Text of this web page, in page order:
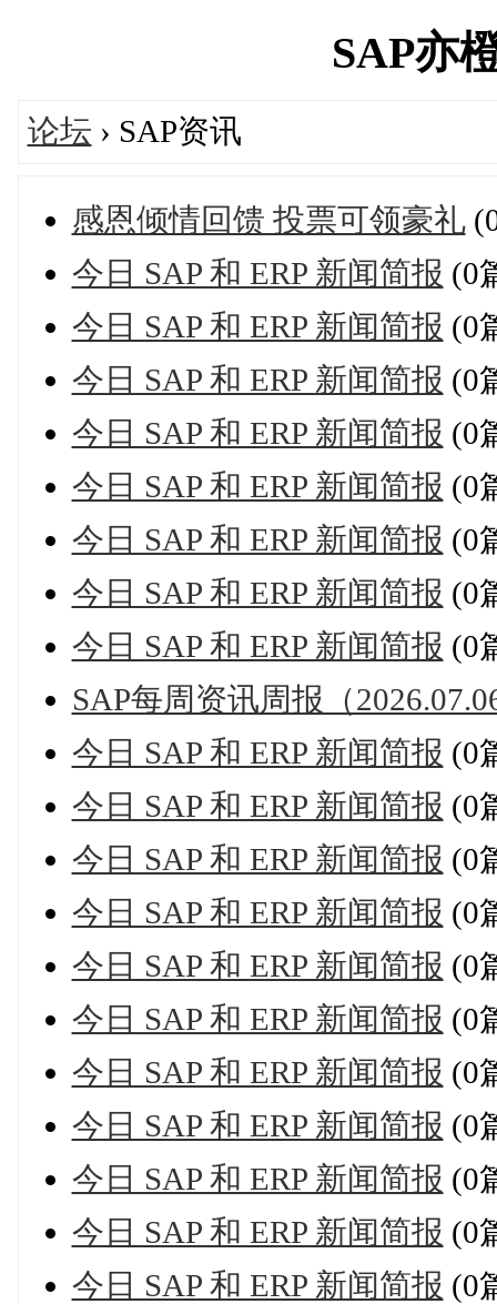
SAP亦
论坛 › SAP资讯
感恩倾情回馈 投票可领豪礼
今日 SAP 和 ERP 新闻简报 (0
今日 SAP 和 ERP 新闻简报 (0
今日 SAP 和 ERP 新闻简报 (0
今日 SAP 和 ERP 新闻简报 (0
今日 SAP 和 ERP 新闻简报 (0
今日 SAP 和 ERP 新闻简报 (0
今日 SAP 和 ERP 新闻简报 (0
今日 SAP 和 ERP 新闻简报 (0
SAP每周资讯周报（
今日 SAP 和 ERP 新闻简报 (0
今日 SAP 和 ERP 新闻简报 (0
今日 SAP 和 ERP 新闻简报 (0
今日 SAP 和 ERP 新闻简报 (0
今日 SAP 和 ERP 新闻简报 (0
今日 SAP 和 ERP 新闻简报 (0
今日 SAP 和 ERP 新闻简报 (0
今日 SAP 和 ERP 新闻简报 (0
今日 SAP 和 ERP 新闻简报 (0
今日 SAP 和 ERP 新闻简报 (0
今日 SAP 和 ERP 新闻简报 (0